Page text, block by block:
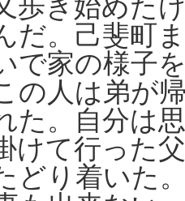
歩き始めた
だ。己斐町
で家の様子
の人は弟が
た。自分は
けて行った
どり着いた